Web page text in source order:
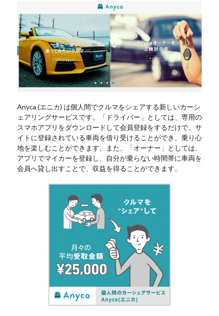
Anyca (エニカ) は個人間でクルマをシェアする新しいカーシ
ェアリングサービスです。「ドライバー」としては、専用の
スマホアプリをダウンロードして会員登録をするだけで、サ
イトに登録されている車両を借り受けることができ、乗り心
地を楽しむことができます。また、「オーナー」としては、
アプリでマイカーを登録し、自分が乗らない時間帯に車両を
会員へ貸し出すことで、収益を得ることができます。